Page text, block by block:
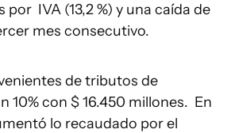
por IVA (13,2 %) y una caída de
mes consecutivo.
de tributos de
10% con $ 16.450 millones. En
lo recaudado por el